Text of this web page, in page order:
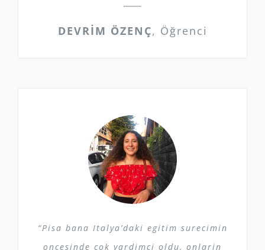
DEVRİM ÖZENÇ, Öğrenci
“Pisa bana Italya’daki egitim surecimin
oncesinde cok yardimci oldu, onlarin